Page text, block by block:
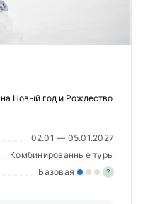
Новый год и Рождество
02.01 — 05.01.2027
Комбинированные туры
Базовая ?